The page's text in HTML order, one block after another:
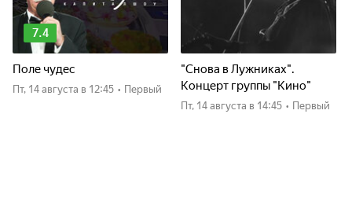
7.4
Поле чудес
пт, 14 августа в 12:45 • Первый
"Снова в Лужниках".
Концерт группы "Кино"
пт, 14 августа в 14:45 • Первый